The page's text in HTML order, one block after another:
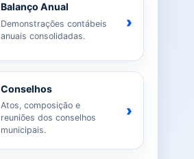
Balanço Anual
Demonstrações contábeis
anuais consolidadas.
›
Conselhos
Atos, composição e
reuniões dos conselhos
municipais.
›